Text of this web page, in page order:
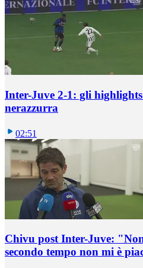
Inter-Juve 2-1: gli
nerazzurra
02:51
Chivu post Inter-Juve:
secondo tempo non mi è